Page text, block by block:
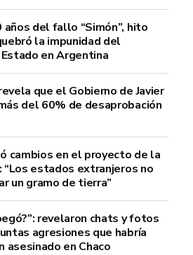
años del fallo “Simón”, hito
la impunidad del
en Argentina
que el Gobierno de Javier
del 60% de desaprobación
cambios en el proyecto de la
“Los estados extranjeros no
un gramo de tierra”
revelaron chats y fotos
agresiones que habría
asesinado en Chaco